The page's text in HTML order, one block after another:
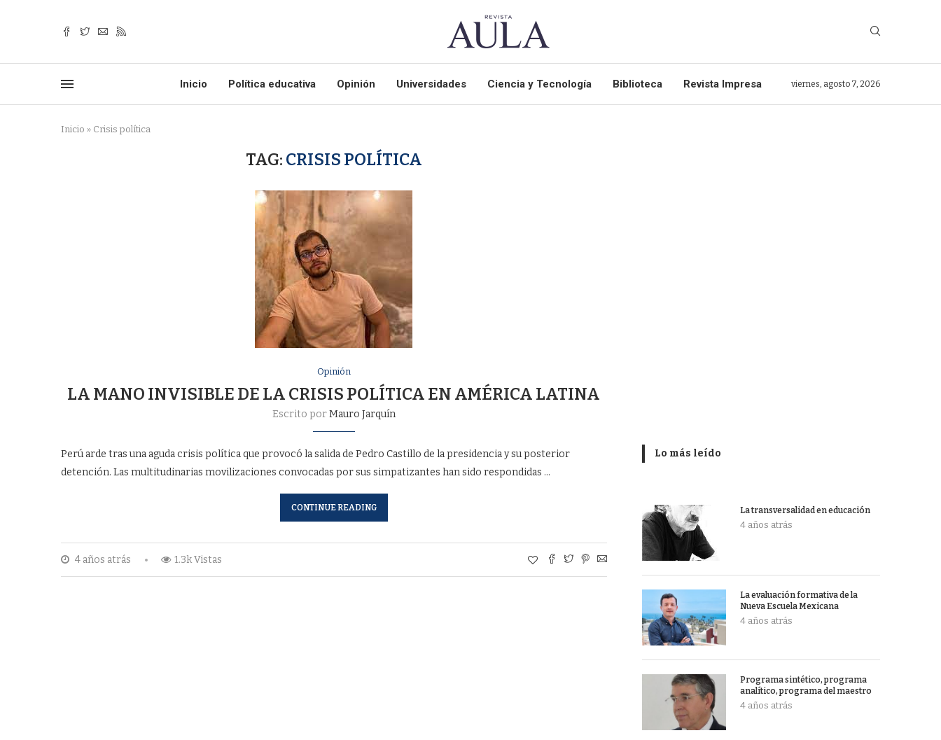
Inicio Política educativa Opinión Universidades Ciencia y Tecnología Biblioteca Revista Impresa viernes, agosto 7, 2026
Inicio » Crisis política
TAG: CRISIS POLÍTICA
Opinión
LA MANO INVISIBLE DE LA CRISIS POLÍTICA EN AMÉRICA LATINA
Escrito porMauro Jarquín
Perú arde tras una aguda crisis política que provocó la salida de Pedro Castillo de la presidencia y su posterior
detención. Las multitudinarias movilizaciones convocadas por sus simpatizantes han sido respondidas …
CONTINUE READING
4 años atrás 1.3k Vistas
Lo más leído
La transversalidad en educación
4 años atrás
La evaluación formativa de la
Nueva Escuela Mexicana
4 años atrás
Programa sintético, programa
analítico, programa del maestro
4 años atrás